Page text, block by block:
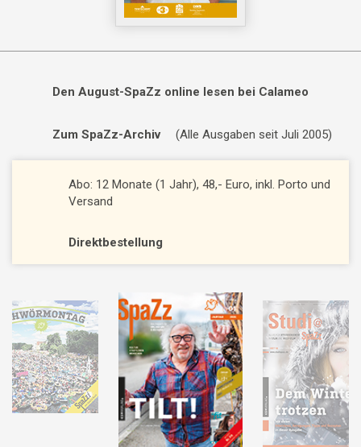
Den August-SpaZz online lesen bei Calameo
Zum SpaZz-Archiv (Alle Ausgaben seit Juli 2005)
Abo: 12 Monate (1 Jahr), 48,- Euro, inkl. Porto und
Versand
Direktbestellung